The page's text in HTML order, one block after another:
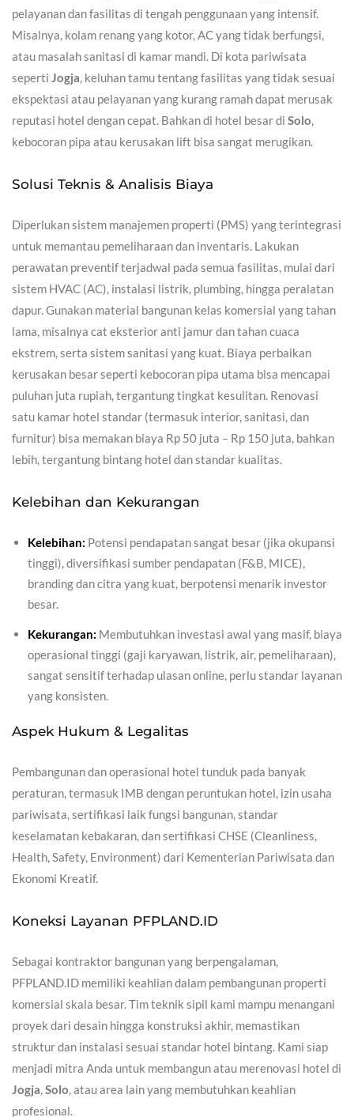
pelayanan dan fasilitas di tengah penggunaan yang intensif.
Misalnya, kolam renang yang kotor, AC yang tidak berfungsi,
atau masalah sanitasi di kamar mandi. Di kota pariwisata
seperti Jogja, keluhan tamu tentang fasilitas yang tidak sesuai
ekspektasi atau pelayanan yang kurang ramah dapat merusak
reputasi hotel dengan cepat. Bahkan di hotel besar di Solo,
kebocoran pipa atau kerusakan lift bisa sangat merugikan.
Solusi Teknis & Analisis Biaya
Diperlukan sistem manajemen properti (PMS) yang terintegrasi
untuk memantau pemeliharaan dan inventaris. Lakukan
perawatan preventif terjadwal pada semua fasilitas, mulai dari
sistem HVAC (AC), instalasi listrik, plumbing, hingga peralatan
dapur. Gunakan material bangunan kelas komersial yang tahan
lama, misalnya cat eksterior anti jamur dan tahan cuaca
ekstrem, serta sistem sanitasi yang kuat. Biaya perbaikan
kerusakan besar seperti kebocoran pipa utama bisa mencapai
puluhan juta rupiah, tergantung tingkat kesulitan. Renovasi
satu kamar hotel standar (termasuk interior, sanitasi, dan
furnitur) bisa memakan biaya Rp 50 juta – Rp 150 juta, bahkan
lebih, tergantung bintang hotel dan standar kualitas.
Kelebihan dan Kekurangan
Kelebihan: Potensi pendapatan sangat besar (jika okupansi
tinggi), diversifikasi sumber pendapatan (F&B, MICE),
branding dan citra yang kuat, berpotensi menarik investor
besar.
Kekurangan: Membutuhkan investasi awal yang masif, biaya
operasional tinggi (gaji karyawan, listrik, air, pemeliharaan),
sangat sensitif terhadap ulasan online, perlu standar layanan
yang konsisten.
Aspek Hukum & Legalitas
Pembangunan dan operasional hotel tunduk pada banyak
peraturan, termasuk IMB dengan peruntukan hotel, izin usaha
pariwisata, sertifikasi laik fungsi bangunan, standar
keselamatan kebakaran, dan sertifikasi CHSE (Cleanliness,
Health, Safety, Environment) dari Kementerian Pariwisata dan
Ekonomi Kreatif.
Koneksi Layanan PFPLAND.ID
Sebagai kontraktor bangunan yang berpengalaman,
PFPLAND.ID memiliki keahlian dalam pembangunan properti
komersial skala besar. Tim teknik sipil kami mampu menangani
proyek dari desain hingga konstruksi akhir, memastikan
struktur dan instalasi sesuai standar hotel bintang. Kami siap
menjadi mitra Anda untuk membangun atau merenovasi hotel di
Jogja,Solo, atau area lain yang membutuhkan keahlian
profesional.